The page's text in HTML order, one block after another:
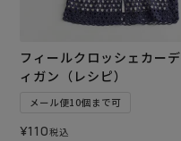
フィールクロッシェカーデ
ィガン（レシピ）
メール便10個まで可
¥110税込